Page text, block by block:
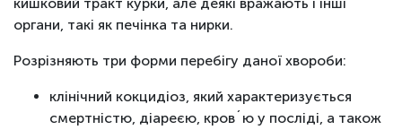
органи, такі як печінка та нирки.
Розрізняють три форми перебігу даної хвороби:
клінічний кокцидіоз, який характеризується
смертністю, діареєю, кров´ю у посліді, а також